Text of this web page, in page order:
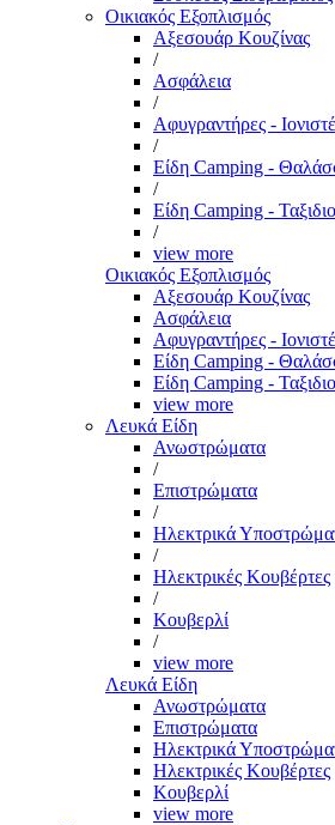
Οικιακός Εξοπλισμός
Αξεσουάρ Κουζίνας
/
Ασφάλεια
/
Αφυγραντήρες -
/
Είδη Camping -
/
Είδη Camping -
/
view more
Οικιακός Εξοπλισμός
Αξεσουάρ Κουζίνας
Ασφάλεια
Αφυγραντήρες -
Είδη Camping -
Είδη Camping -
view more
Λευκά Είδη
Ανωστρώματα
/
Επιστρώματα
/
Ηλεκτρικά
/
Ηλεκτρικές Κουβέρτες
/
Κουβερλί
/
view more
Λευκά Είδη
Ανωστρώματα
Επιστρώματα
Ηλεκτρικά
Ηλεκτρικές Κουβέρτες
Κουβερλί
view more